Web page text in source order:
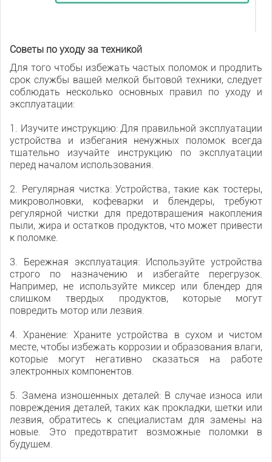
Советы по уходу за техникой
Для того чтобы избежать частых поломок и продлить
срок службы вашей мелкой бытовой техники, следует
соблюдать несколько основных правил по уходу и
эксплуатации:
1. Изучите инструкцию: Для правильной эксплуатации
устройства и избегания ненужных поломок всегда
тщательно изучайте инструкцию по эксплуатации
перед началом использования.
2. Регулярная чистка: Устройства, такие как тостеры,
микроволновки, кофеварки и блендеры, требуют
регулярной чистки для предотвращения накопления
пыли, жира и остатков продуктов, что может привести
к поломке.
3. Бережная эксплуатация: Используйте устройства
строго по назначению и избегайте перегрузок.
Например, не используйте миксер или блендер для
слишком твердых продуктов, которые могут
повредить мотор или лезвия.
4. Хранение: Храните устройства в сухом и чистом
месте, чтобы избежать коррозии и образования влаги,
которые могут негативно сказаться на работе
электронных компонентов.
5. Замена изношенных деталей: В случае износа или
повреждения деталей, таких как прокладки, щетки или
лезвия, обратитесь к специалистам для замены на
новые. Это предотвратит возможные поломки в
будущем.